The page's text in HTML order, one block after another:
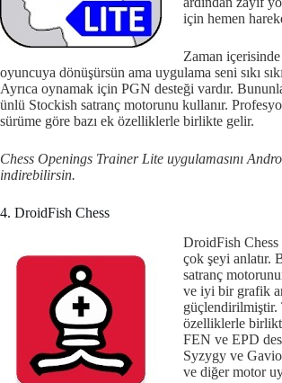
için hemen
Zaman
oyuncuya dönüşürsün ama uygulama seni sıkı
Ayrıca oynamak için PGN desteği vardır.
ünlü Stockish satranç motorunu kullanır.
sürüme göre bazı ek özelliklerle birlikte gelir.
Chess Openings Trainer Lite uygulamasını
indirebilirsin.
4. DroidFish Chess
DroidFish Chess
çok şeyi anlatır.
satranç
ve iyi bir grafik
güçlendirilmiştir.
özelliklerle
FEN ve EPD
Syzygy ve
ve diğer motor